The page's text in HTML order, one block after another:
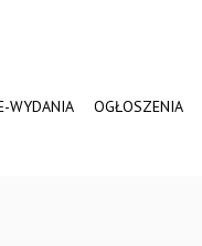
WYDANIA OGŁOSZENIA